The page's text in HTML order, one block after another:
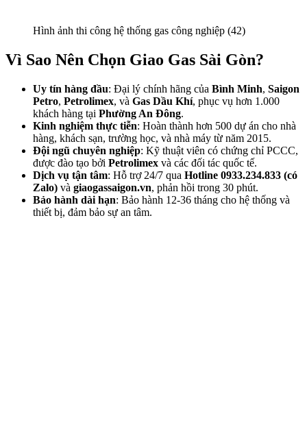
Hình ảnh thi công hệ thống gas công nghiệp (42)
Vì Sao Nên Chọn Giao Gas Sài Gòn?
Uy tín hàng đầu: Đại lý chính hãng của Bình Minh, Saigon
Petro, Petrolimex, và Gas Dầu Khí, phục vụ hơn 1.000
khách hàng tại Phường An Đông.
Kinh nghiệm thực tiễn: Hoàn thành hơn 500 dự án cho nhà
hàng, khách sạn, trường học, và nhà máy từ năm 2015.
Đội ngũ chuyên nghiệp: Kỹ thuật viên có chứng chỉ PCCC,
được đào tạo bởi Petrolimex và các đối tác quốc tế.
Dịch vụ tận tâm: Hỗ trợ 24/7 qua Hotline 0933.234.833 (có
Zalo) và giaogassaigon.vn, phản hồi trong 30 phút.
Bảo hành dài hạn: Bảo hành 12-36 tháng cho hệ thống và
thiết bị, đảm bảo sự an tâm.